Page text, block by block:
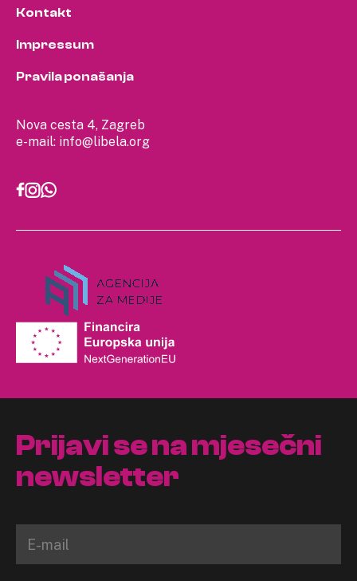
Nova cesta 4, Zagreb
e-mail: info@libela.org
Kontakt
Impressum
Pravila ponašanja
Prijavi se na mjesečni
newsletter